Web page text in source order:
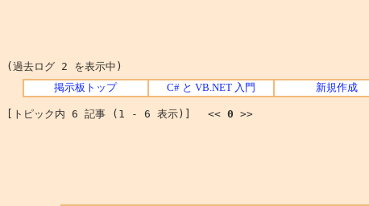
(過去ログ 2 を表示中)
掲示板トップ C# と VB.NET 入門 新規作成
[トピック内 6 記事 (1 - 6 表示)] << 0 >>